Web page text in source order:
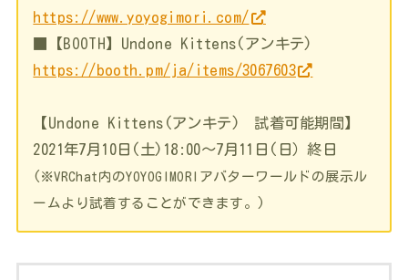
https://www.yoyogimori.com/
■【BOOTH】Undone Kittens(アンキテ)
https://booth.pm/ja/items/3067603
【Undone Kittens(アンキテ) 試着可能期間】
2021年7月10日(土)18:00～7月11日(日）終日
(※VRChat内のYOYOGIMORIアバターワールドの展示ル
ームより試着することができます。)